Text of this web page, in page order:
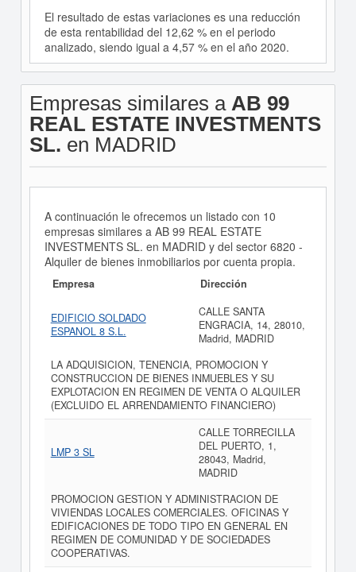
El resultado de estas variaciones es una reducción
de esta rentabilidad del 12,62 % en el periodo
analizado, siendo igual a 4,57 % en el año 2020.
Empresas similares a AB 99
REAL ESTATE INVESTMENTS
SL. en MADRID
A continuación le ofrecemos un listado con 10
empresas similares a AB 99 REAL ESTATE
INVESTMENTS SL. en MADRID y del sector 6820 -
Alquiler de bienes inmobiliarios por cuenta propia.
Empresa Dirección
EDIFICIO SOLDADO
ESPANOL 8 S.L.
CALLE SANTA
ENGRACIA, 14, 28010,
Madrid, MADRID
LA ADQUISICION, TENENCIA, PROMOCION Y
CONSTRUCCION DE BIENES INMUEBLES Y SU
EXPLOTACION EN REGIMEN DE VENTA O ALQUILER
(EXCLUIDO EL ARRENDAMIENTO FINANCIERO)
LMP 3 SL
CALLE TORRECILLA
DEL PUERTO, 1,
28043, Madrid,
MADRID
PROMOCION GESTION Y ADMINISTRACION DE
VIVIENDAS LOCALES COMERCIALES. OFICINAS Y
EDIFICACIONES DE TODO TIPO EN GENERAL EN
REGIMEN DE COMUNIDAD Y DE SOCIEDADES
COOPERATIVAS.